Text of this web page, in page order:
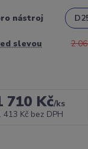
nástroj
slevou 2
710 Kč/ks
413 Kč bez DPH